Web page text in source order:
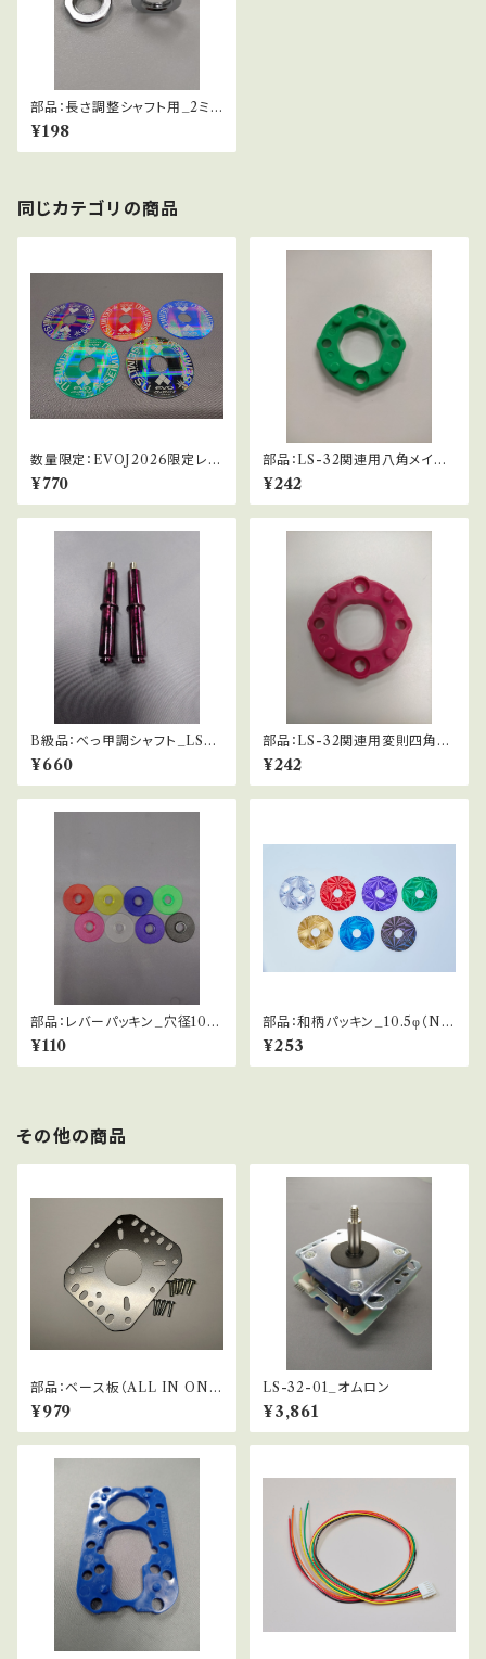
部品：長さ調整シャフト用_2ミリ
ワッシャー
¥198
同じカテゴリの商品
数量限定：EVOJ2026限定レバ
ーパッキン_10.5φ
¥770
部品：LS-32関連用八角メイン
ガイド(緑)
¥242
B級品：べっ甲調シャフト_LS-3
2関連専用-紫
¥660
部品：LS-32関連用変則四角ガ
イド(桃)
¥242
部品：レバーパッキン_穴径10.5
φ（NOBI関連他）
¥110
部品：和柄パッキン_10.5φ（NO
BI関連他）
¥253
その他の商品
部品：ベース板（ALL IN ONE
ベース）
¥979
LS-32-01_オムロン
¥3,861